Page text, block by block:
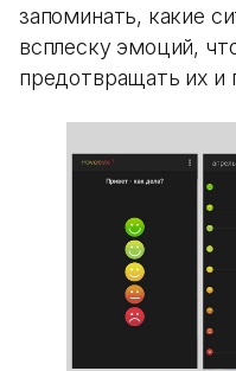
запоминать, какие
всплеску эмоций,
предотвращать их и